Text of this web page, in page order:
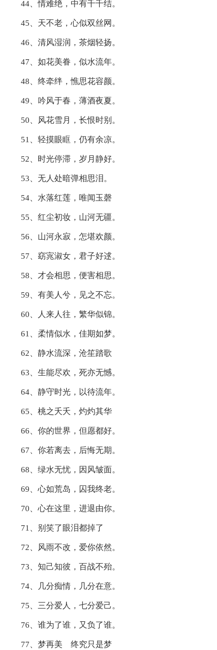
44、情难绝，中有千千结。
45、天不老，心似双丝网。
46、清风湿润，茶烟轻扬。
47、如花美眷，似水流年。
48、终牵绊，憔思花容颜。
49、吟风于春，薄酒夜夏。
50、风花雪月，长恨时别。
51、轻摸眼眶，仍有余凉。
52、时光停滞，岁月静好。
53、无人处暗弹相思泪。
54、水落红莲，唯闻玉磬
55、红尘初妆，山河无疆。
56、山河永寂，怎堪欢颜。
57、窈宨淑女，君子好逑。
58、才会相思，便害相思。
59、有美人兮，见之不忘。
60、人来人往，繁华似锦。
61、柔情似水，佳期如梦。
62、静水流深，沧笙踏歌
63、生能尽欢，死亦无憾。
64、静守时光，以待流年。
65、桃之夭夭，灼灼其华
66、你的世界，但愿都好。
67、你若离去，后悔无期。
68、绿水无忧，因风皱面。
69、心如荒岛，囚我终老。
70、心在这里，进退由你。
71、别笑了眼泪都掉了
72、风雨不改，爱你依然。
73、知己知彼，百战不殆。
74、几分痴情，几分在意。
75、三分爱人，七分爱己。
76、谁为了谁，又负了谁。
77、梦再美ゞ终究只是梦